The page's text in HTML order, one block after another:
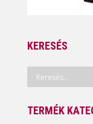
KERESÉS
TERMÉK